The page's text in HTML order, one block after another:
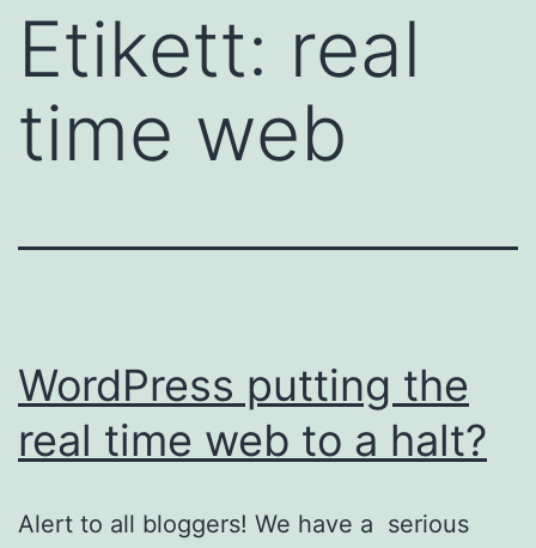
Etikett: real
time web
WordPress putting the
real time web to a halt?
Alert to all bloggers! We have a serious